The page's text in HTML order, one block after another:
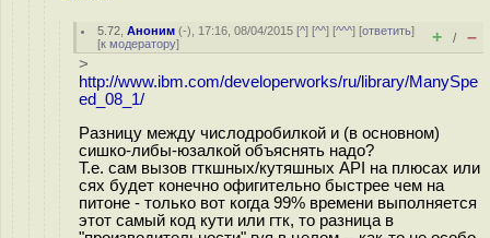
5.72 ,Аноним (-), 17:16, 08/04/2015 [^] [^^] [^^^] [ответить]
[к модератору] + / –
>
http://www.ibm.com/developerworks/ru/library/ManySpe
ed_08_1/
Разницу между числодробилкой и (в основном)
сишко-либы-юзалкой объяснять надо?
Т.е. сам вызов гткшных/кутяшных API на плюсах или
сях будет конечно офигительно быстрее чем на
питоне - только вот когда 99% времени выполняется
этот самый код кути или гтк, то разница в